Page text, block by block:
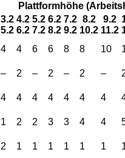
Plattformhöhe
3.2
5.2
4.2
6.2
5.2
7.2
6.2
8.2
7.2
9.2
8.2
10.2
9.2
11.2
4 4 6 6 8 8 10
– 2 – 2 – 2 –
4 4 4 4 4 4 4
1 2 2 3 3 4 4
2 1 1 1 1 1 1